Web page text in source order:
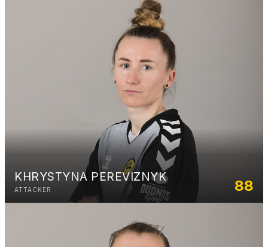
KHRYSTYNA PEREVIZNYK
ATTACKER 88